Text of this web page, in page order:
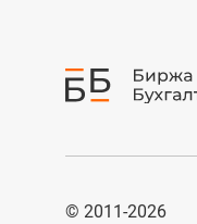
© 2011-2026